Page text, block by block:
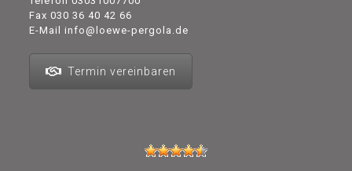
Fax 030 36 40 42 66
E-Mail info@loewe-pergola.de
Termin vereinbaren